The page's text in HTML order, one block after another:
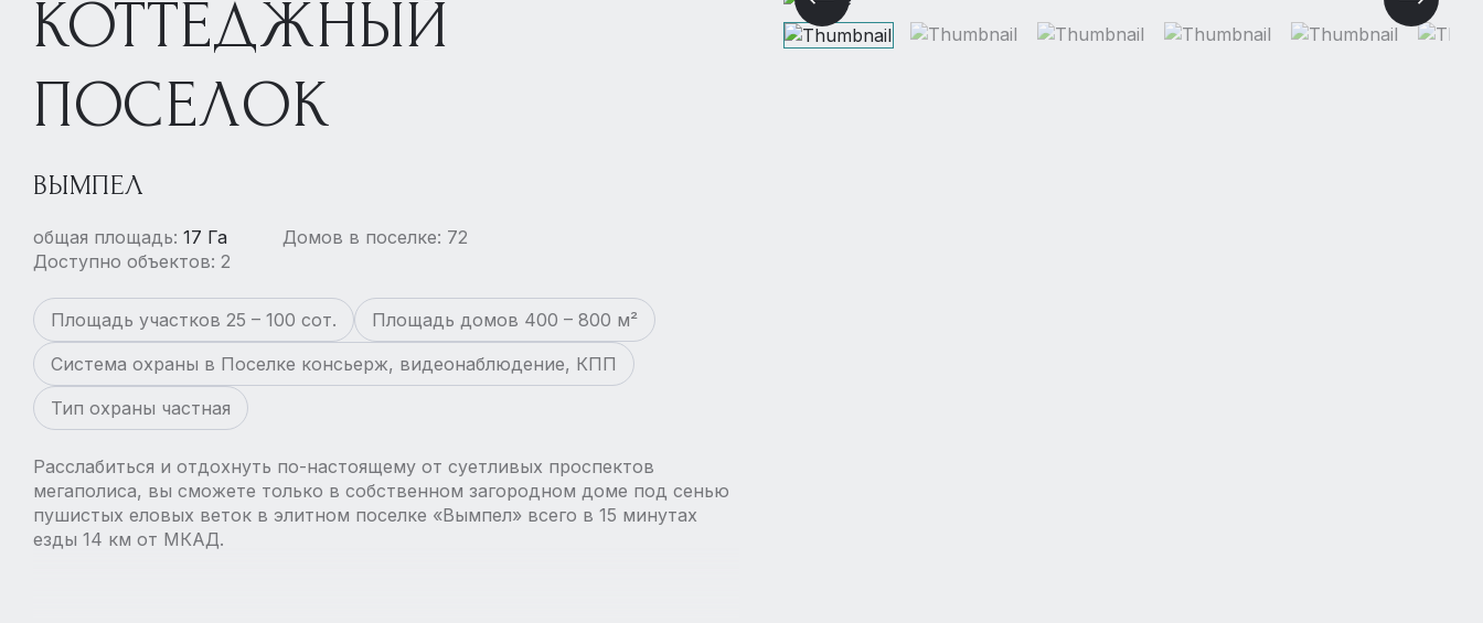
КОТТЕДЖНЫЙ
ПОСЕЛОК
ВЫМПЕЛ
общая площадь: 17 Га
Домов в поселке: 72
Доступно объектов: 2
Площадь участков 25 – 100 сот.
Площадь домов 400 – 800 м²
Система охраны в Поселке консьерж, видеонаблюдение, КПП
Тип охраны частная
Расслабиться и отдохнуть по-настоящему от суетливых проспектов
мегаполиса, вы сможете только в собственном загородном доме под сенью
пушистых еловых веток в элитном поселке «Вымпел» всего в 15 минутах
езды 14 км от МКАД.